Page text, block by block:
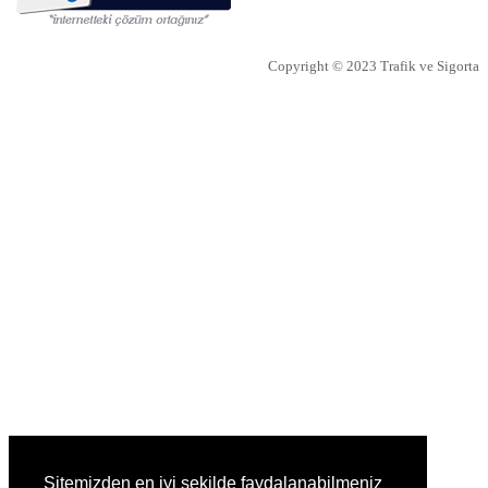
Sitemizden en iyi şekilde faydalanabilmeniz
Bireysel emeklilik ve hayat sigortası şirketi AvivaSA,
Copyright © 2023 Trafik ve Sigorta